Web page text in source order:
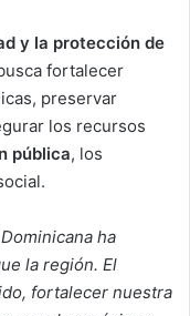
y la protección de
fortalecer
preservar
los recursos
pública, los
ha
la región. El
fortalecer nuestra